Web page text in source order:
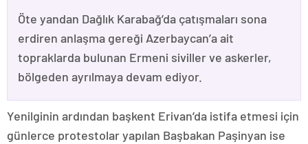
Öte yandan Dağlık Karabağ’da çatışmaları sona
erdiren anlaşma gereği Azerbaycan’a ait
topraklarda bulunan Ermeni siviller ve askerler,
bölgeden ayrılmaya devam ediyor.
Yenilginin ardından başkent Erivan’da istifa etmesi için
günlerce protestolar yapılan Başbakan Paşinyan ise